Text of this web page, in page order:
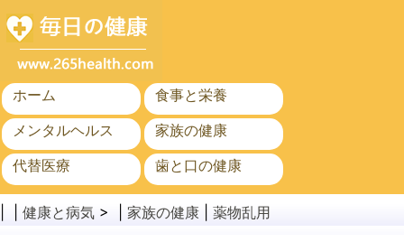
ホーム
食事と栄養
メンタルヘルス
家族の健康
代替医療
歯と口の健康
がん
公衆衛生
健康と病気 > | 家族の健康 薬物乱用